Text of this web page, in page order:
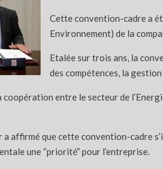
Cette convention-cadre a
Environnement) de la
Etalée sur trois ans, la
des compétences, la
entre le secteur de
a affirmé que cette convention-cadre
une “priorité” pour l’entreprise.